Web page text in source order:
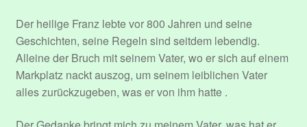
Der heilige Franz lebte vor 800 Jahren und seine
Geschichten, seine Regeln sind seitdem lebendig.
Alleine der Bruch mit seinem Vater, wo er sich auf einem
Markplatz nackt auszog, um seinem leiblichen Vater
alles zurückzugeben, was er von ihm hatte .